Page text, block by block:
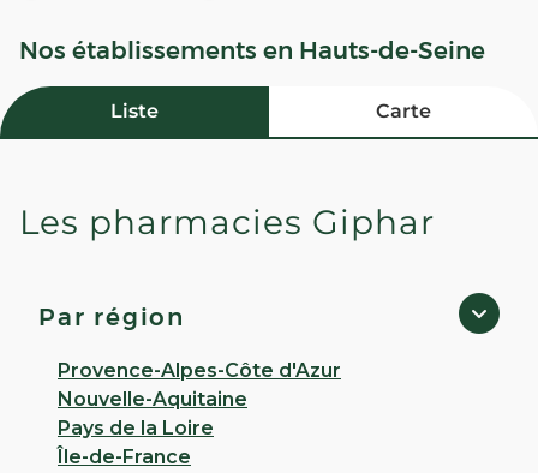
Nos établissements en Hauts-de-Seine
Liste Carte
Pharmacie des Chênes
Ouvert
de 08:30 à 12:30 puis de 14:30 à 20:00
56 RUE DES CHENES 92150 Suresnes
Appeler
PLUS D'INFO
Les pharmacies Giphar
Par région
Provence-Alpes-Côte d'Azur
Nouvelle-Aquitaine
Pays de la Loire
Île-de-France